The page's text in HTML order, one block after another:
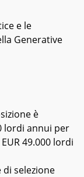
e le
Generative
è
lordi annui per
49.000 lordi
selezione